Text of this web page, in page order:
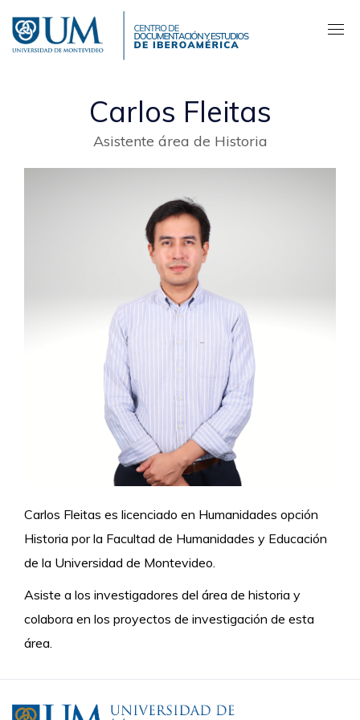
contenido
principal
Carlos Fleitas
Asistente área de Historia
Carlos Fleitas es licenciado en Humanidades opción
Historia por la Facultad de Humanidades y Educación
de la Universidad de Montevideo.
Asiste a los investigadores del área de historia y
colabora en los proyectos de investigación de esta
área.